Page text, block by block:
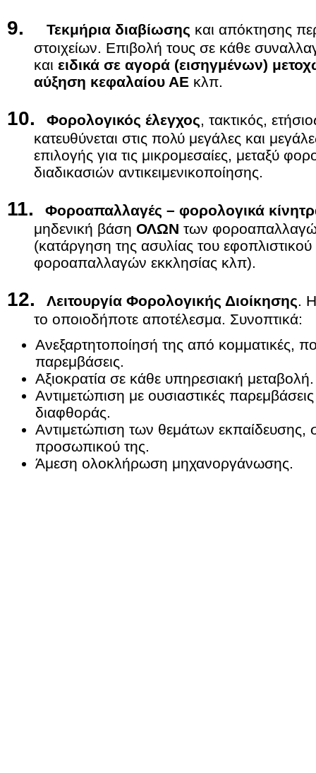
9. Τεκμήρια διαβίωσης και απόκτησης
στοιχείων. Επιβολή τους σε κάθε
και ειδικά σε αγορά (εισηγμένων)
αύξηση κεφαλαίου ΑΕκλπ.
10. Φορολογικός έλεγχος, τακτικός,
κατευθύνεται στις πολύ μεγάλες και
επιλογής για τις μικρομεσαίες, μεταξύ
διαδικασιών αντικειμενικοποίησης.
11.
Φοροαπαλλαγές – φορολογικά
μηδενική βάση ΟΛΩΝ των
(κατάργηση της ασυλίας του
φοροαπαλλαγών εκκλησίας κλπ).
12. Λειτουργία Φορολογικής Διοίκησης.
το οποιοδήποτε αποτέλεσμα. Συνοπτικά:
Ανεξαρτητοποίησή της από κομματικές,
παρεμβάσεις.
Αξιοκρατία σε κάθε υπηρεσιακή μεταβολή.
Αντιμετώπιση με ουσιαστικές
διαφθοράς.
Αντιμετώπιση των θεμάτων
προσωπικού της.
Άμεση ολοκλήρωση μηχανοργάνωσης.